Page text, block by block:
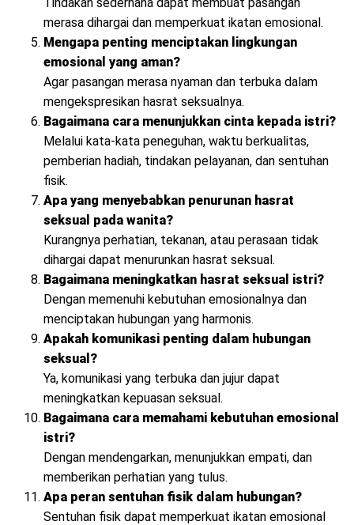
merasa dihargai dan memperkuat ikatan emosional.
Mengapa penting menciptakan lingkungan
emosional yang aman?
Agar pasangan merasa nyaman dan terbuka dalam
mengekspresikan hasrat seksualnya.
Bagaimana cara menunjukkan cinta kepada istri?
Melalui kata-kata peneguhan, waktu berkualitas,
pemberian hadiah, tindakan pelayanan, dan sentuhan
fisik.
Apa yang menyebabkan penurunan hasrat
seksual pada wanita?
Kurangnya perhatian, tekanan, atau perasaan tidak
dihargai dapat menurunkan hasrat seksual.
Bagaimana meningkatkan hasrat seksual istri?
Dengan memenuhi kebutuhan emosionalnya dan
menciptakan hubungan yang harmonis.
Apakah komunikasi penting dalam hubungan
seksual?
Ya, komunikasi yang terbuka dan jujur dapat
meningkatkan kepuasan seksual.
Bagaimana cara memahami kebutuhan emosional
istri?
Dengan mendengarkan, menunjukkan empati, dan
memberikan perhatian yang tulus.
Apa peran sentuhan fisik dalam hubungan?
Sentuhan fisik dapat memperkuat ikatan emosional